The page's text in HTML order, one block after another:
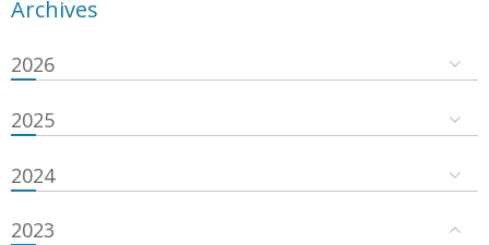
Archives
2026
2025
2024
2023